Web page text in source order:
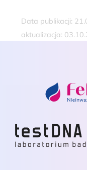
Data publikacji:
aktualizacja: